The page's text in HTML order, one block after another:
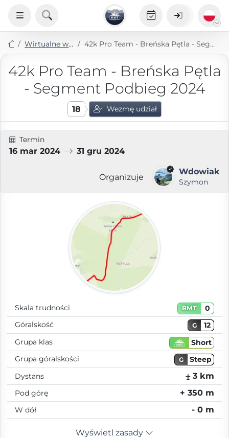
Wirtualne wyzwania 42k Pro Team - Breńska Pętla - Segment Podbieg 2024
42k Pro Team - Breńska Pętla
- Segment Podbieg 2024
18 Wezmę udział
Termin
16 mar 2024 31 gru 2024
Organizuje
Wdowiak
Szymon
Skala trudności RMT
0
Góralskość
G
12
Grupa klas
Short
Grupa góralskości
G
Steep
Dystans
⨦ 3 km
Pod górę + 350 m
W dół - 0 m
Wyświetl zasady